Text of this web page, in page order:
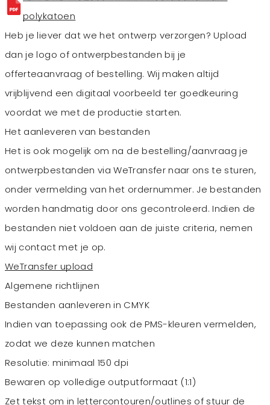
polykatoen
Heb je liever dat we het ontwerp verzorgen? Upload
dan je logo of ontwerpbestanden bij je
offerteaanvraag of bestelling. Wij maken altijd
vrijblijvend een digitaal voorbeeld ter goedkeuring
voordat we met de productie starten.
Het aanleveren van bestanden
Het is ook mogelijk om na de bestelling/aanvraag je
ontwerpbestanden via WeTransfer naar ons te sturen,
onder vermelding van het ordernummer. Je bestanden
worden handmatig door ons gecontroleerd. Indien de
bestanden niet voldoen aan de juiste criteria, nemen
wij contact met je op.
WeTransfer upload
Algemene richtlijnen
Bestanden aanleveren in CMYK
Indien van toepassing ook de PMS-kleuren vermelden,
zodat we deze kunnen matchen
Resolutie: minimaal 150 dpi
Bewaren op volledige outputformaat (1:1)
Zet tekst om in lettercontouren/outlines of stuur de